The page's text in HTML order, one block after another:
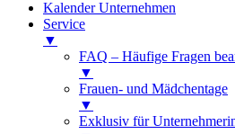
Kalender Unternehmen
Service
▼
FAQ – Häufige Fragen
▼
Frauen- und Mädchentage
▼
Exklusiv für